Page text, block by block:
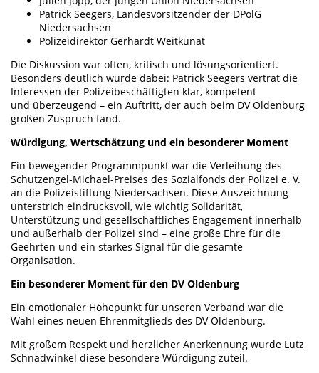
Patrick Seegers, Landesvorsitzender der DPolG
Niedersachsen
Polizeidirektor Gerhardt Weitkunat
Die Diskussion war offen, kritisch und lösungsorientiert.
Besonders deutlich wurde dabei: Patrick Seegers vertrat die
Interessen der Polizeibeschäftigten klar, kompetent
und überzeugend – ein Auftritt, der auch beim DV Oldenburg
großen Zuspruch fand.
Würdigung, Wertschätzung und ein besonderer Moment
Ein bewegender Programmpunkt war die Verleihung des
Schutzengel-Michael-Preises des Sozialfonds der Polizei e. V.
an die Polizeistiftung Niedersachsen. Diese Auszeichnung
unterstrich eindrucksvoll, wie wichtig Solidarität,
Unterstützung und gesellschaftliches Engagement innerhalb
und außerhalb der Polizei sind – eine große Ehre für die
Geehrten und ein starkes Signal für die gesamte
Organisation.
Ein besonderer Moment für den DV Oldenburg
Ein emotionaler Höhepunkt für unseren Verband war die
Wahl eines neuen Ehrenmitglieds des DV Oldenburg.
Mit großem Respekt und herzlicher Anerkennung wurde Lutz
Schnadwinkel diese besondere Würdigung zuteil.